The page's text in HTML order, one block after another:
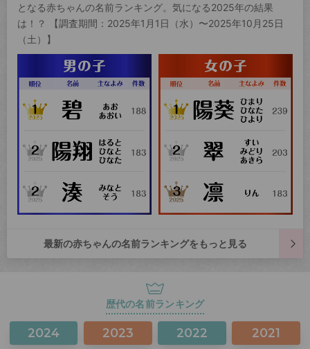
となる赤ちゃんの名前ランキング。気になる2025年の結果
は！？ 【調査期間：2025年1月1日（水）〜2025年10月25日
（土）】
最新の赤ちゃんの名前ランキングをもっと見る
歴代の名前ランキング
2024 2023 2022 2021